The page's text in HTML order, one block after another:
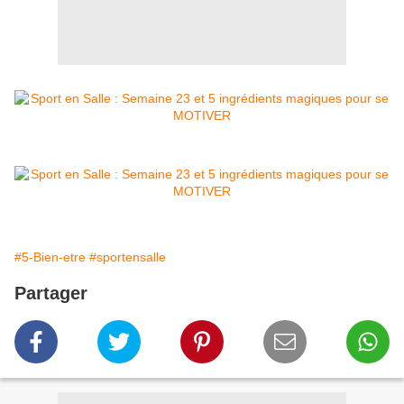
#5-Bien-etre #sportensalle
Partager